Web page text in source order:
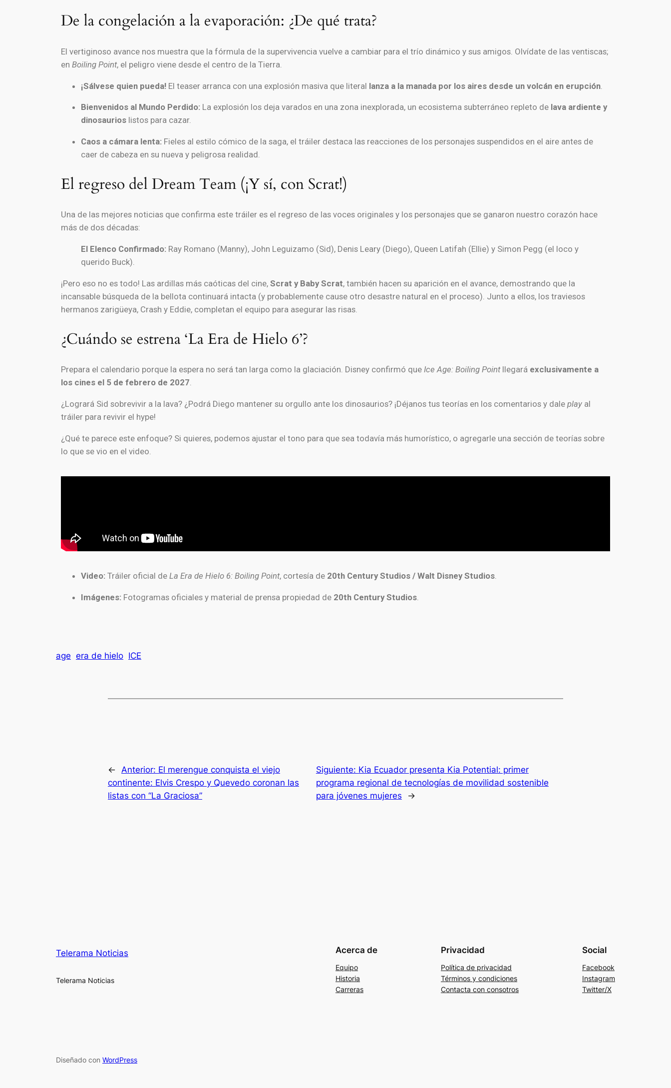
De la congelación a la evaporación: ¿De qué trata?
El vertiginoso avance nos muestra que la fórmula de la supervivencia vuelve a cambiar para el trío dinámico y sus amigos. Olvídate de las ventiscas;
en Boiling Point, el peligro viene desde el centro de la Tierra.
¡Sálvese quien pueda! El teaser arranca con una explosión masiva que literal lanza a la manada por los aires desde un volcán en erupción
Bienvenidos al Mundo Perdido: La explosión los deja varados en una zona inexplorada, un ecosistema subterráneo repleto de lava ardiente y
dinosaurios listos para cazar.
Caos a cámara lenta: Fieles al estilo cómico de la saga, el tráiler destaca las reacciones de los personajes suspendidos en el aire antes de
caer de cabeza en su nueva y peligrosa realidad.
El regreso del Dream Team (¡Y sí, con Scrat!)
Una de las mejores noticias que confirma este tráiler es el regreso de las voces originales y los personajes que se ganaron nuestro corazón hace
más de dos décadas:
El Elenco Confirmado: Ray Romano (Manny), John Leguizamo (Sid), Denis Leary (Diego), Queen Latifah (Ellie) y Simon Pegg (el loco y
querido Buck).
¡Pero eso no es todo! Las ardillas más caóticas del cine, Scrat y Baby Scrat, también hacen su aparición en el avance, demostrando que la
incansable búsqueda de la bellota continuará intacta (y probablemente cause otro desastre natural en el proceso). Junto a ellos, los traviesos
hermanos zarigüeya, Crash y Eddie, completan el equipo para asegurar las risas.
¿Cuándo se estrena ‘La Era de Hielo 6’?
Prepara el calendario porque la espera no será tan larga como la glaciación. Disney confirmó que Ice Age: Boiling Pointllegará exclusivamente a
los cines el 5 de febrero de 2027.
¿Logrará Sid sobrevivir a la lava? ¿Podrá Diego mantener su orgullo ante los dinosaurios? ¡Déjanos tus teorías en los comentarios y dale play al
tráiler para revivir el hype!
¿Qué te parece este enfoque? Si quieres, podemos ajustar el tono para que sea todavía más humorístico, o agregarle una sección de teorías sobre
lo que se vio en el video.
Video: Tráiler oficial de La Era de Hielo 6: Boiling Point, cortesía de 20th Century Studios / Walt Disney Studios.
Imágenes: Fotogramas oficiales y material de prensa propiedad de 20th Century Studios.
age era de hielo ICE
← Anterior: El merengue conquista el viejo
continente: Elvis Crespo y Quevedo coronan las
listas con “La Graciosa”
Siguiente: Kia Ecuador presenta Kia Potential: primer
programa regional de tecnologías de movilidad sostenible
para jóvenes mujeres
→
Telerama Noticias
Telerama Noticias
Acerca de
Equipo
Historia
Carreras
Privacidad
Política de privacidad
Términos y condiciones
Contacta con consotros
Social
Facebook
Instagram
Twitter/X
Diseñado con WordPress